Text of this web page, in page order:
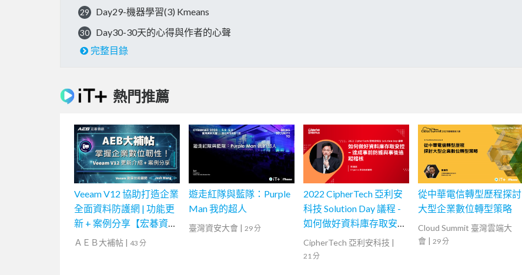
29 Day29-機器學習(3) Kmeans
30
Day30-30天的心得與作者的心聲
完整目錄
熱門推薦
Veeam V12 協助打造企業
全面資料防護網 | 功能更
新 + 案例分享【宏碁資訊
網路學堂】
ＡＥＢ大補帖 | 43 分
遊走紅隊與藍隊：Purple
Man 我的超人
臺灣資安大會 | 29 分
2022 CipherTech 亞利安
科技 Solution Day 議程 -
如何做好資料庫存取安
控，達成事前防護與事後
追蹤稽核
CipherTech 亞利安科技 |
21 分
從中華電信轉型歷程探討
大型企業數位轉型策略
Cloud Summit 臺灣雲端大
會 | 29 分